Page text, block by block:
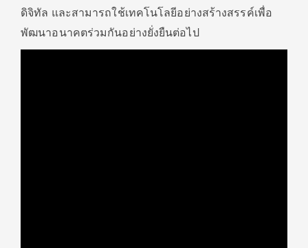
ดิจิทัล และสามารถใช้เทคโนโลยีอย่างสร้างสรรค์เพื่อ
พัฒนาอนาคตร่วมกันอย่างยั่งยืนต่อไป